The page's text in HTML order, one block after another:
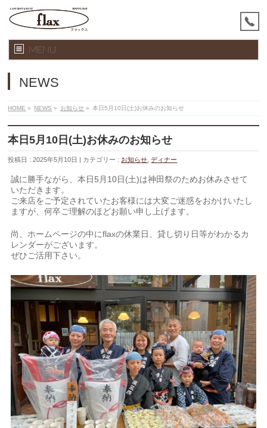
MENU
NEWS
HOME » NEWS » お知らせ » 本日5月10日(土)お休みのお知らせ
本日5月10日(土)お休みのお知らせ
投稿日 : 2025年5月10日 カテゴリー : お知らせ ,ディナー
誠に勝手ながら、本日5月10日(土)は神田祭のためお休みさせて
いただきます。
ご来店をご予定されていたお客様には大変ご迷惑をおかけいたし
ますが、何卒ご理解のほどお願い申し上げます。
尚、ホームページの中にflaxの休業日、貸し切り日等がわかるカ
レンダーがございます。
ぜひご活用下さい。